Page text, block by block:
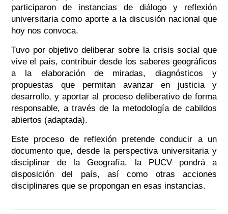
participaron de instancias de diálogo y reflexión
universitaria como aporte a la discusión nacional que
hoy nos convoca.
Tuvo por objetivo deliberar sobre la crisis social que
vive el país, contribuir desde los saberes geográficos
a la elaboración de miradas, diagnósticos y
propuestas que permitan avanzar en justicia y
desarrollo, y aportar al proceso deliberativo de forma
responsable, a través de la metodología de cabildos
abiertos (adaptada).
Este proceso de reflexión pretende conducir a un
documento que, desde la perspectiva universitaria y
disciplinar de la Geografía, la PUCV pondrá a
disposición del país, así como otras acciones
disciplinares que se propongan en esas instancias.